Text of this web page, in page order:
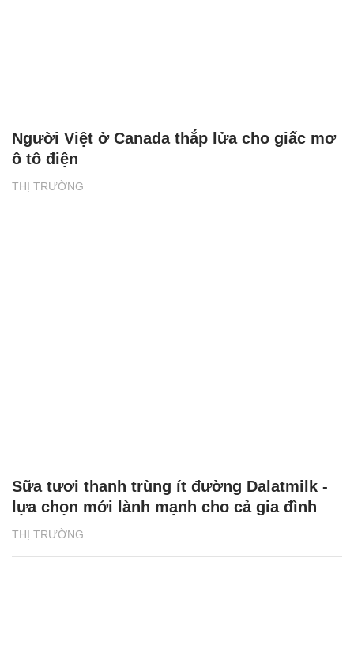
THỊ TRƯỜNG
Người Việt ở Canada thắp lửa cho giấc mơ
ô tô điện
THỊ TRƯỜNG
Sữa tươi thanh trùng ít đường Dalatmilk -
lựa chọn mới lành mạnh cho cả gia đình